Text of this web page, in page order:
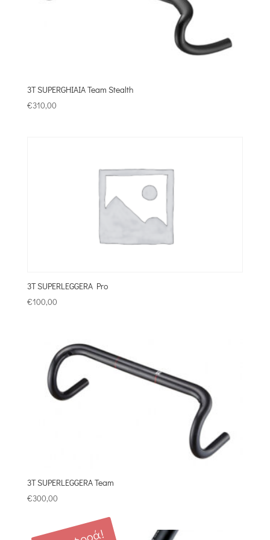
3T SUPERGHIAIA Team Stealth
€310,00
3T SUPERLEGGERA Pro
€100,00
3T SUPERLEGGERA Team
€300,00